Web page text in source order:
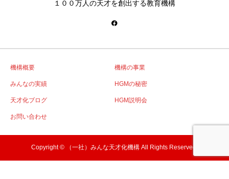
１００万人の天才を創出する教育機構
機構概要 機構の事業
みんなの実績 HGMの秘密
天才化ブログ HGM説明会
お問い合わせ
Copyright © （一社）みんな天才化機構 All Rights Reserved.